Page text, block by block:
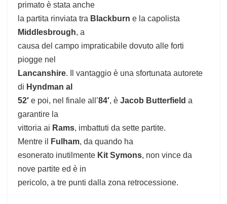
primato è stata anche
la partita rinviata tra Blackburn e la capolista
Middlesbrough, a
causa del campo impraticabile dovuto alle forti
piogge nel
Lancanshire. Il vantaggio è una sfortunata autorete
di Hyndman al
52′ e poi, nel finale all’84′, è Jacob Butterfield a
garantire la
vittoria ai Rams, imbattuti da sette partite.
Mentre il
Fulham, da quando ha
esonerato inutilmente Kit Symons, non vince da
nove partite ed è in
pericolo, a tre punti dalla zona retrocessione.